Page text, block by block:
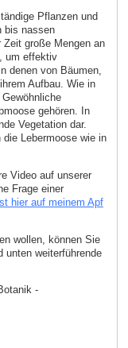
Pflanzen und
bis nassen
große Mengen an
um effektiv
denen von Bäumen,
Aufbau. Wie in
gehören. In
Vegetation dar.
Lebermoose wie in
Video auf unserer
Frage einer
hier auf meinem Apf
wollen, können Sie
unten weiterführende
-